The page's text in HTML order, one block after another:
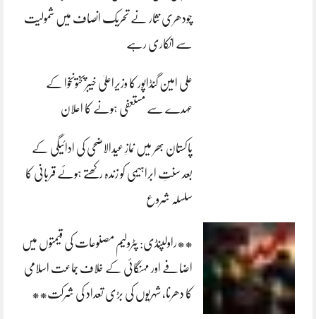
چودھری نثار نے تحریک انصاف میں شمولیت
سے انکاری رہے
علی امین گنڈاپور کا وزیراعلیٰ خیبرپختونخوا کے
عہدے سے مستعفی ہونے کا اعلان
پاکستان بھر میں نمازِ عیدالاضحی کی ادائیگی کے
بعد سنتِ ابراہیمی کو زندہ رکھتے ہوئے قربانی کا
سلسلہ شروع
**راولپنڈی: پٹرولیم مصنوعات کی قیمتوں میں
اضافے اور مہنگائی کے خلاف جماعت اسلامی
کا دھرنا، شہریوں کی بڑی تعداد کی شرکت**